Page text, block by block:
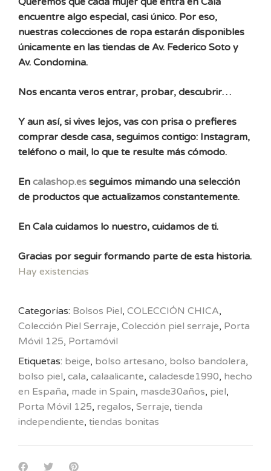
encuentre algo especial, casi único. Por eso,
nuestras colecciones de ropa estarán disponibles
únicamente en las tiendas de Av. Federico Soto y
Av. Condomina.
Nos encanta veros entrar, probar, descubrir…
Y aun así, si vives lejos, vas con prisa o prefieres
comprar desde casa, seguimos contigo: Instagram,
teléfono o mail, lo que te resulte más cómodo.
En calashop.es seguimos mimando una selección
de productos que actualizamos constantemente.
En Cala cuidamos lo nuestro, cuidamos de ti.
Gracias por seguir formando parte de esta historia.
Hay existencias
Categorías: Bolsos Piel, COLECCIÓN CHICA,
Colección Piel Serraje, Colección piel serraje, Porta
Móvil 125, Portamóvil
Etiquetas: beige, bolso artesano, bolso bandolera,
bolso piel, cala, calaalicante, caladesde1990, hecho
en España, made in Spain, masde30años, piel,
Porta Móvil 125, regalos, Serraje, tienda
independiente, tiendas bonitas